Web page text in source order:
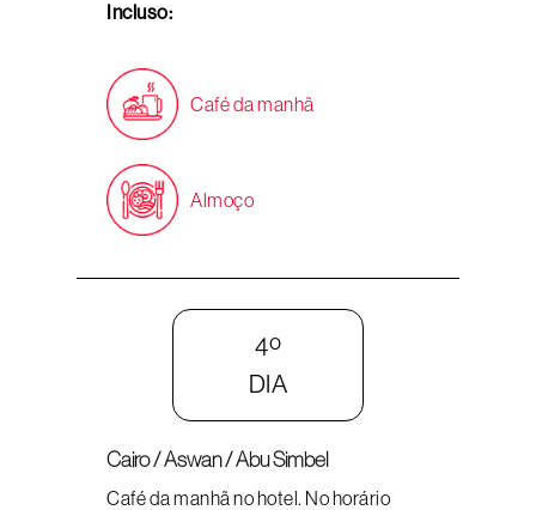
Incluso:
Café da manhã
Almoço
4º
DIA
Cairo / Aswan / Abu Simbel
Café da manhã no hotel. No horário